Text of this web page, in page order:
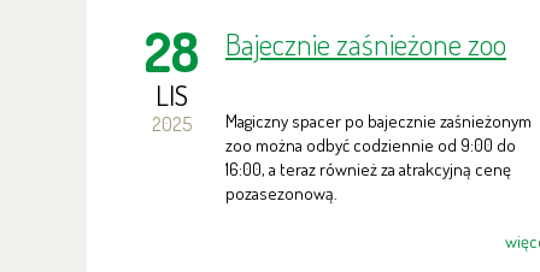
28
LIS
2025
Bajecznie zaśnieżone zoo
Magiczny spacer po bajecznie zaśnieżonym
zoo można odbyć codziennie od 9:00 do
16:00, a teraz również za atrakcyjną cenę
pozasezonową.